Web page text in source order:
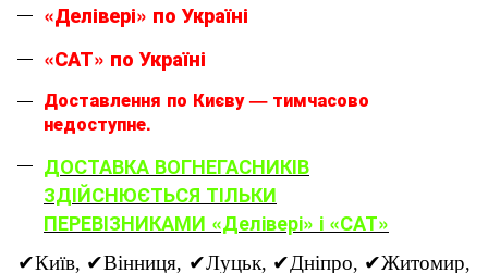
«Делівері» по Україні
«САТ» по Україні
Доставлення по Києву — тимчасово
недоступне.
ДОСТАВКА ВОГНЕГАСНИКІВ
ЗДІЙСНЮЄТЬСЯ ТІЛЬКИ
ПЕРЕВІЗНИКАМИ «Делівері» і «САТ»
✔Київ, ✔Вінниця, ✔Луцьк, ✔Дніпро, ✔Житомир,